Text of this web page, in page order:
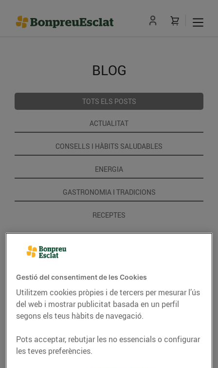
BLOG
TOTS ELS POSTS
ACTUALITAT
CONSELLS I HÀBITS SALUDABLES
ENERGIA
GASTRONOMIA I TRADICIONS
RECEPTES
RECEPTES
Gestió del consentiment de les Cookies
Utilitzem cookies pròpies i de tercers per mesurar l’ús
del web i mostrar publicitat basada en un perfil
segons els teus hàbits de navegació.
Pots acceptar, rebutjar les no essencials o configurar
les teves preferències.